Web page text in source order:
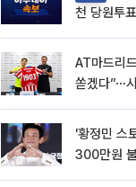
천 당원투
AT마드리
쏟겠다”⋯
'황정민 스
300만원